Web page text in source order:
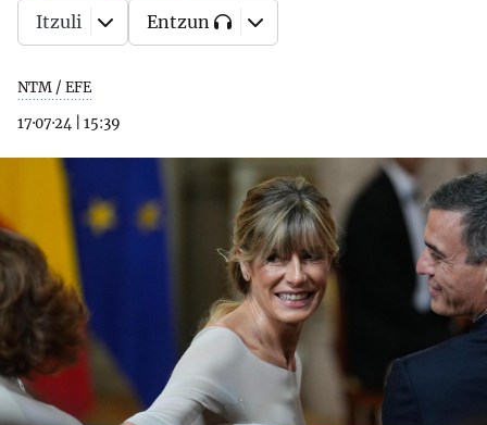
NTM / EFE
17·07·24
15:39
Itzuli Entzun